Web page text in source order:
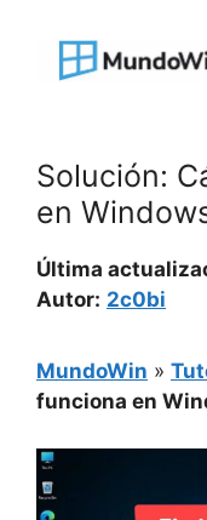
contenido
Solución:
en
Última
Autor: 2c0bi
MundoWin »
funciona en